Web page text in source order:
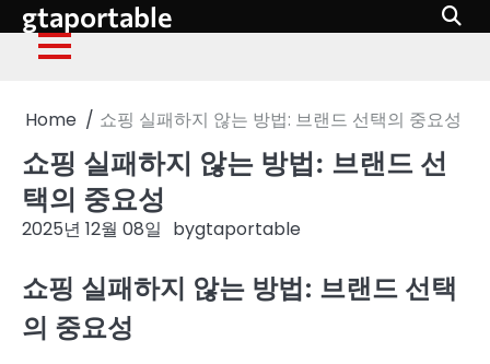
Skip
to
content
gtaportable
Home 쇼핑 실패하지 않는 방법: 브랜드 선택의 중요성
쇼핑 실패하지 않는 방법: 브랜드 선
택의 중요성
2025년 12월 08일 bygtaportable
쇼핑 실패하지 않는 방법: 브랜드 선택
의 중요성